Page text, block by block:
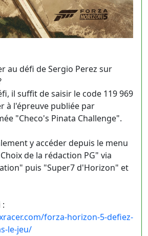
au défi de Sergio Perez sur
il suffit de saisir le code 119 969
à l'épreuve publiée par
"Checo's Pinata Challenge".
y accéder depuis le menu
de la rédaction PG" via
puis "Super7 d'Horizon" et
forza-horizon-5-defiez-
le-jeu/